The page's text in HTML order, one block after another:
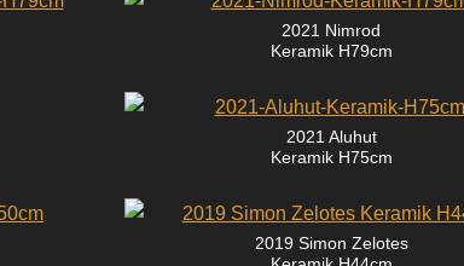
2021 Nimrod
Keramik H79cm
2021 Aluhut
Keramik H75cm
2019 Simon Zelotes